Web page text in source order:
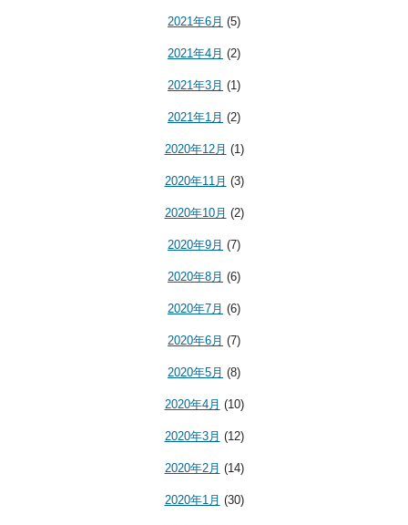
2021年6月 (5)
2021年4月 (2)
2021年3月 (1)
2021年1月 (2)
2020年12月 (1)
2020年11月 (3)
2020年10月 (2)
2020年9月 (7)
2020年8月 (6)
2020年7月 (6)
2020年6月 (7)
2020年5月 (8)
2020年4月 (10)
2020年3月 (12)
2020年2月 (14)
2020年1月 (30)